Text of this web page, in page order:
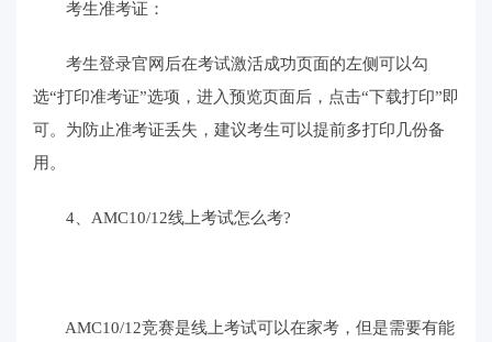
考生准考证：
考生登录官网后在考试激活成功页面的左侧可以勾
选“打印准考证”选项，进入预览页面后，点击“下载打印”即
可。为防止准考证丢失，建议考生可以提前多打印几份备
用。
4、AMC10/12线上考试怎么考?
AMC10/12竞赛是线上考试可以在家考，但是需要有能